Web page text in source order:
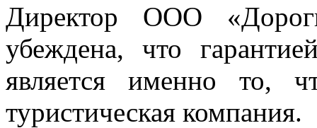
Директор ООО
убеждена, что
является именно то,
туристическая компания.